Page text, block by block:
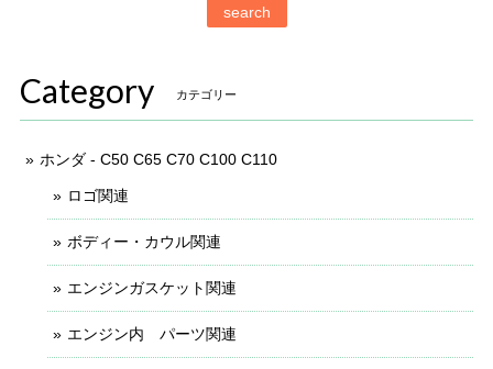
search
Category カテゴリー
ホンダ - C50 C65 C70 C100 C110
ロゴ関連
ボディー・カウル関連
エンジンガスケット関連
エンジン内 パーツ関連